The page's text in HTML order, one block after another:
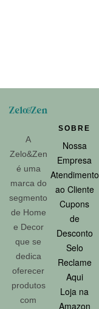
A
Zelo&Zen
é uma
marca do
segmento
de Home
e Decor
que se
dedica
oferecer
produtos
com
SOBRE
Nossa
Empresa
Atendimento
ao Cliente
Cupons
de
Desconto
Selo
Reclame
Aqui
Loja na
Amazon